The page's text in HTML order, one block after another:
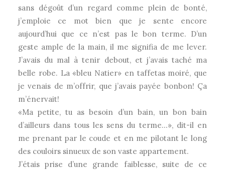
sans dégoût d’un regard comme plein de bonté,
j’emploie ce mot bien que je sente encore
aujourd’hui que ce n’est pas le bon terme. D’un
geste ample de la main, il me signifia de me lever.
J’avais du mal à tenir debout, et j’avais taché ma
belle robe. La «bleu Natier» en taffetas moiré, que
je venais de m’offrir, que j’avais payée bonbon! Ça
m’énervait!
«Ma petite, tu as besoin d’un bain, un bon bain
d’ailleurs dans tous les sens du terme…», dit-il en
me prenant par le coude et en me pilotant le long
des couloirs sinueux de son vaste appartement.
J’étais prise d’une grande faiblesse, suite de ce